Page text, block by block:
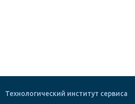
Технологический институт сервиса